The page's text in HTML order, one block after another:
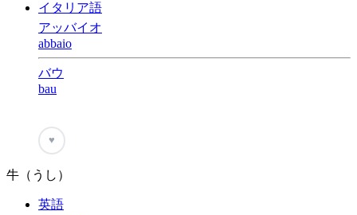
イタリア語
アッバイオ
abbaio
バウ
bau
♥
牛（うし）
英語